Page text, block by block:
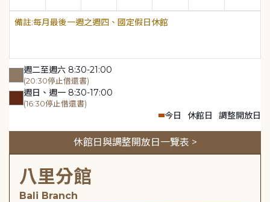
每月最後一週之週四、國定假日休館
週二至週六 8:30-21:00
(20:30停止借還書)
週日、週一 8:30-17:00
(16:30停止借還書)
今日 休館日 調整開放日
休館日與調整開放日一覽表 >
八里分館
Bali Branch